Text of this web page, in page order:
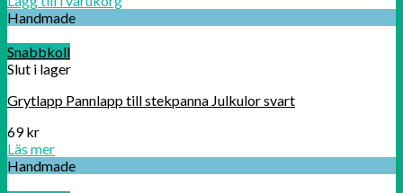
Handmade
Snabbkoll
Slut i lager
Grytlapp Pannlapp till stekpanna Julkulor svart
69kr
Läs mer
Handmade